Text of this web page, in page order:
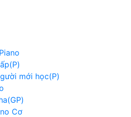
mới học(P)
Cơ